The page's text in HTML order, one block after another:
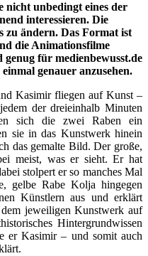
nicht unbedingt eines der
interessieren. Die
ändern. Das Format ist
die Animationsfilme
genug für medienbewusst.de
genauer anzusehen.
Kasimir fliegen auf Kunst –
der dreieinhalb Minuten
sich die zwei Raben ein
sie in das Kunstwerk hinein
das gemalte Bild. Der große,
meist, was er sieht. Er hat
stolpert er so manches Mal
gelbe Rabe Kolja hingegen
Künstlern aus und erklärt
jeweiligen Kunstwerk auf
Hintergrundwissen
er Kasimir – und somit auch